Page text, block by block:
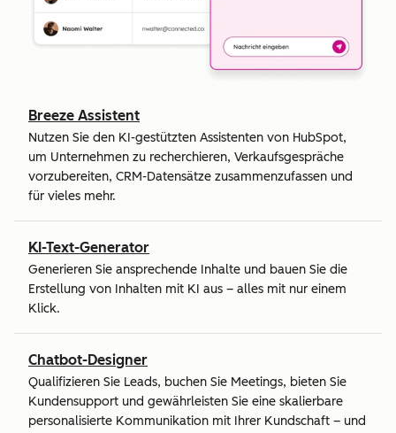
Breeze Assistent
Nutzen Sie den KI-gestützten Assistenten von HubSpot,
um Unternehmen zu recherchieren, Verkaufsgespräche
vorzubereiten, CRM-Datensätze zusammenzufassen und
für vieles mehr.
KI-Text-Generator
Generieren Sie ansprechende Inhalte und bauen Sie die
Erstellung von Inhalten mit KI aus – alles mit nur einem
Klick.
Chatbot-Designer
Qualifizieren Sie Leads, buchen Sie Meetings, bieten Sie
Kundensupport und gewährleisten Sie eine skalierbare
personalisierte Kommunikation mit Ihrer Kundschaft – und